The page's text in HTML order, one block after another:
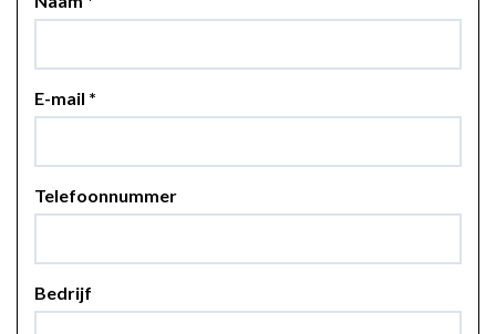
E-mail *
Telefoonnummer
Bedrijf